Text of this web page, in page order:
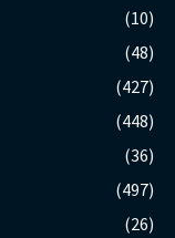
(10)
(48)
(427)
(448)
(36)
(497)
(26)